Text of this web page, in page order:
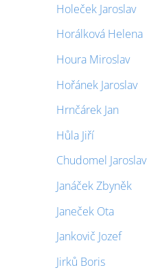
Holeček Jaroslav
Horálková Helena
Houra Miroslav
Hořánek Jaroslav
Hrnčárek Jan
Hůla Jiří
Chudomel Jaroslav
Janáček Zbyněk
Janeček Ota
Jankovič Jozef
Jirků Boris